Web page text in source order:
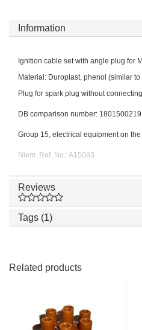
Information
Ignition cable set with angle plug for
Material: Duroplast, phenol (similar
Plug for spark plug without
DB comparison number:
Group 15, electrical equipment on
Niem. Ref. No.: A15083
Reviews
Tags (1)
Related products